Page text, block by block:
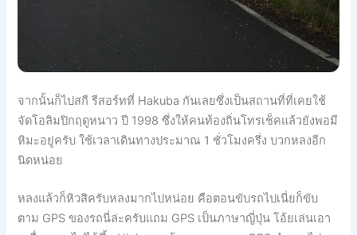
จากนั้นก็ไปสกี รีสอร์ทที่ Hakuba กันเลยซึ่งเป็นสถานที่ที่เคยใช้
จัดโอลิมปิกฤดูหนาว ปี 1998 ซึ่งให้คนท้องถิ่นโทรเช็คแล้วยังพอมี
หิมะอยู่ครับ ใช้เวลาเดินทางประมาณ 1 ชั่วโมงครึ่ง บวกหลงอีก
นิดหน่อย
หลงแล้วก็หิวสิครับหลงมากไปหน่อย คือตอนขับรถไปเนี่ยก็ขับ
ตาม GPS ของรถนี่ล่ะครับแถม GPS เป็นภาษาญี่ปุ่น โอ้ยเล่นเอา